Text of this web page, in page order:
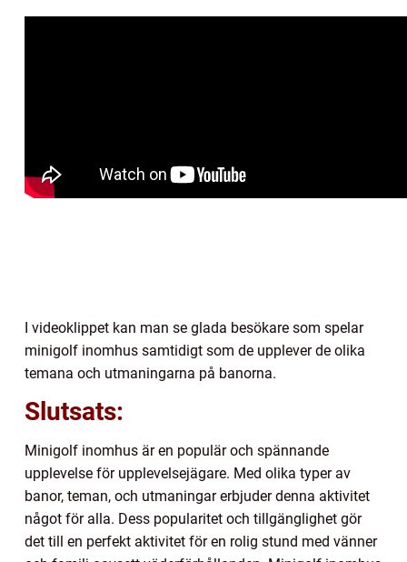
I videoklippet kan man se glada besökare som spelar
minigolf inomhus samtidigt som de upplever de olika
temana och utmaningarna på banorna.
Slutsats:
Minigolf inomhus är en populär och spännande
upplevelse för upplevelsejägare. Med olika typer av
banor, teman, och utmaningar erbjuder denna aktivitet
något för alla. Dess popularitet och tillgänglighet gör
det till en perfekt aktivitet för en rolig stund med vänner